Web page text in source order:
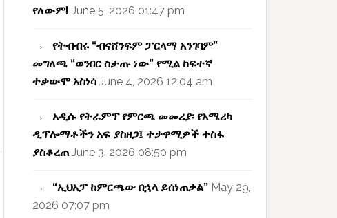
የለውም! June 5, 2026 01:47 pm
የትብብሩ “ብናሸንፍም ፓርላማ አንገባም”
መግለጫ “ወንበር ስታጡ ነው” የሚል ከፍተኛ
ተቃውሞ አስነሳ June 4, 2026 12:04 am
አዲሱ የትራምፕ የምርጫ መመሪያ፡ የአሜሪካ
ዲፕሎማቶችን አፍ ያስዘጋ፤ ተቃዋሚዎች ተስፋ
ያስቆረጠ June 3, 2026 08:50 pm
“ኢህአፓ ከምርጫው በኋላ ይሰነጠቃል” May 29,
2026 07:07 pm